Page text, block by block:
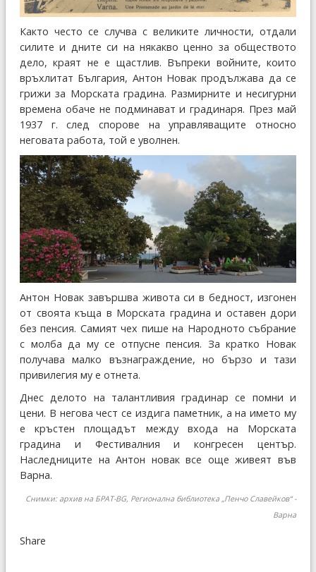
Както често се случва с великите личности, отдали
силите и дните си на някакво ценно за обществото
дело, краят не е щастлив. Въпреки войните, които
връхлитат България, Антон Новак продължава да се
грижи за Морската градина. Размирните и несигурни
времена обаче не подминават и градинаря. През май
1937 г. след спорове на управляващите относно
неговата работа, той е уволнен.
Антон Новак завършва живота си в бедност, изгонен
от своята къща в Морската градина и оставен дори
без пенсия. Самият чех пише на Народното събрание
с молба да му се отпусне пенсия. За кратко Новак
получава малко възнаграждение, но бързо и тази
привилегия му е отнета.
Днес делото на талантливия градинар се помни и
цени. В негова чест се издига паметник, а на името му
е кръстен площадът между входа на Морската
градина и Фестивалния и конгресен център.
Наследниците на Антон новак все още живеят във
Варна.
Снимки: архив на БРАТ-BG, Регионална библиотека „Пенчо Славейков“ -
Варна
Share